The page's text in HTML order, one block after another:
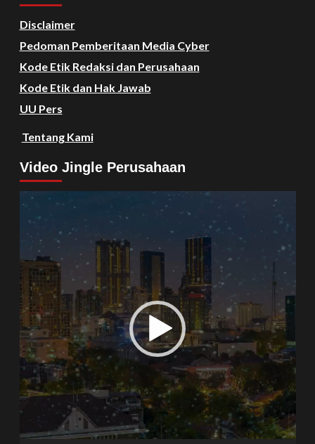
Disclaimer
Pedoman Pemberitaan Media Cyber
Kode Etik Redaksi dan Perusahaan
Kode Etik dan Hak Jawab
UU Pers
Tentang Kami
Video Jingle Perusahaan
Video
Player